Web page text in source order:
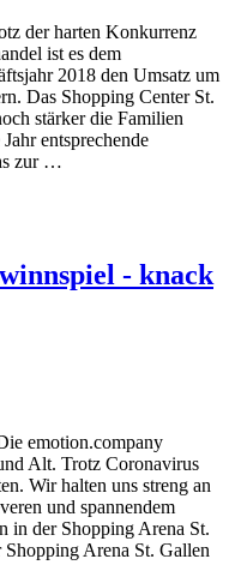
der harten Konkurrenz
ist es dem
2018 den Umsatz um
Das Shopping Center St.
stärker die Familien
entsprechende
zur …
- knack
emotion.company
Alt. Trotz Coronavirus
Wir halten uns streng an
und spannendem
in der Shopping Arena St.
Arena St. Gallen